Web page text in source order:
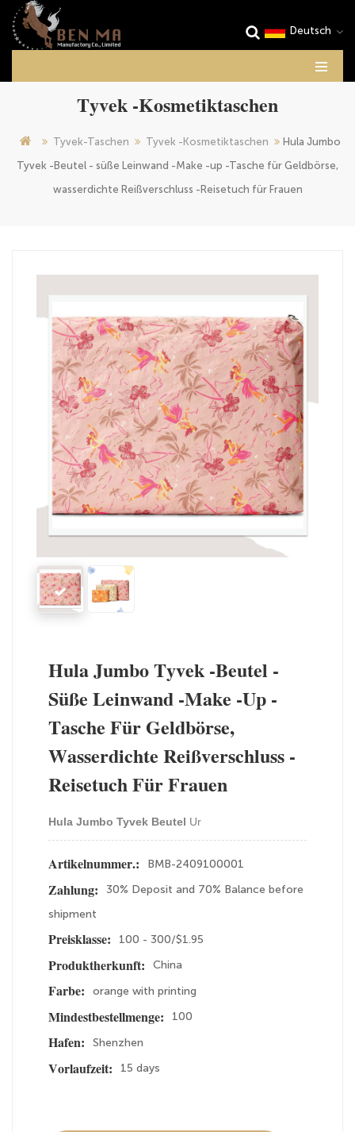
Deutsch
Tyvek -Kosmetiktaschen
Tyvek-Taschen Tyvek -Kosmetiktaschen
Hula Jumbo
Tyvek -Beutel - süße Leinwand -Make -up -Tasche für Geldbörse,
wasserdichte Reißverschluss -Reisetuch für Frauen
Hula Jumbo Tyvek -Beutel -
Süße Leinwand -Make -up -
Tasche Für Geldbörse,
Wasserdichte Reißverschluss -
Reisetuch Für Frauen
Hula Jumbo Tyvek Beutel Ur
Artikelnummer.:
BMB-2409100001
Zahlung:
30% Deposit and 70% Balance before
shipment
Preisklasse:
100 - 300/$1.95
Produktherkunft:
China
Farbe:
orange with printing
Mindestbestellmenge:
100
Hafen:
Shenzhen
Vorlaufzeit:
15 days